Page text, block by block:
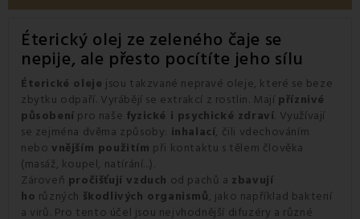
Éterický olej ze zeleného čaje se
nepije, ale přesto pocítíte jeho sílu
Éterické oleje jsou takzvané nepravé oleje, které se beze
zbytku odpaří. Vyrábějí se extrakcí z rostlin. Mají příznivé
působení pro naše fyzické i psychické zdraví. Využívají
se zejména dvěma způsoby: inhalací, čili vdechováním
nebo vnějším použitím při kontaktu s tělem člověka
(masáž, koupel, natírání...).
Zároveň pročišťují vzduch od pachů a zbavují
ho různých škodlivých organismů, jako například bakterií
a virů. Pro tento účel jsou nejvhodnější difuzéry a různé